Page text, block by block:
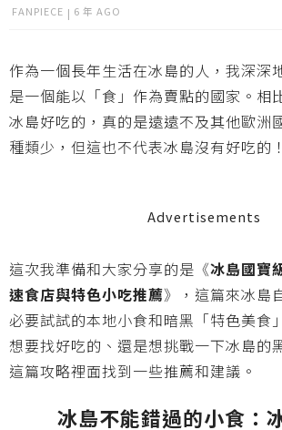
FANPIECE 6 年 AGO
作為一個長年生活在冰島的人，我深深
是一個能以「食」作為賣點的國家。相
冰島好吃的，真的是遠遠不及其他歐洲
種類少，但這也不代表冰島沒有好吃的！
Advertisements
這次我準備和大家分享的是《冰島國寶
速食店與特色小吃推薦》，這篇來冰島
必要試試的本地小食和暗黑「特色美食
想要找好吃的、還是想挑戰一下冰島的
這篇攻略裡面找到一些推薦和建議。
冰島不能錯過的小食：